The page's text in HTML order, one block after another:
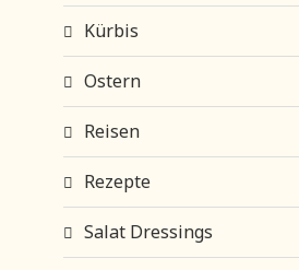
Kürbis
Ostern
Reisen
Rezepte
Salat Dressings